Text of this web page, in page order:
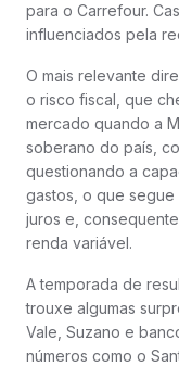
para o Carrefour.
influenciados pela
O mais relevante
o risco fiscal, que
mercado quando a
soberano do país,
questionando a
gastos, o que
juros e,
renda variável.
A temporada de
trouxe algumas
Vale, Suzano e
números como o